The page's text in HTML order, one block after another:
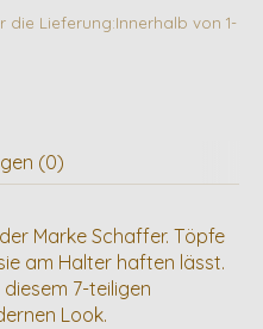
die Lieferung:Innerhalb von 1-
(0)
Marke Schaffer. Töpfe
am Halter haften lässt.
7-teiligen
Look.